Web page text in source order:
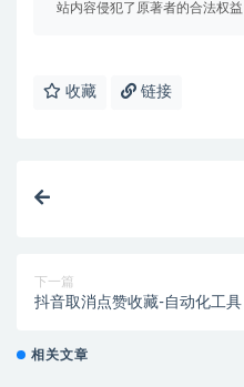
站内容侵犯了原著者的合法权
收藏 链接
下一篇
抖音取消点赞收藏-自动化工具
相关文章